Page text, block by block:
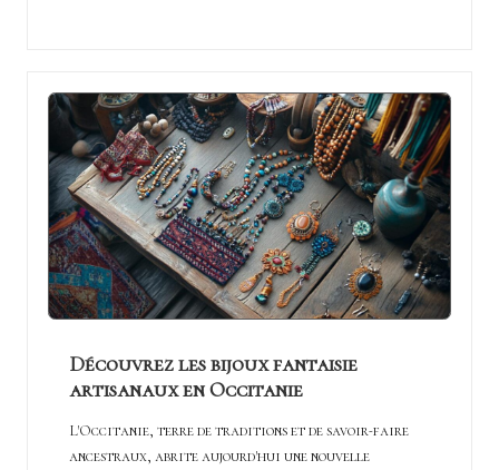
Découvrez les bijoux fantaisie
artisanaux en Occitanie
L'Occitanie, terre de traditions et de savoir-faire
ancestraux, abrite aujourd'hui une nouvelle